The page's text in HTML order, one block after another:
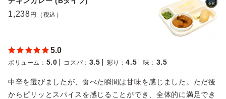
1,238 円（税込）
5.0
ボリューム ： 5.0 コスパ ： 3.5 彩り ：4.5 味 ： 3.5
中辛を選びましたが、食べた瞬間は甘味を感じました。ただ後
からピリッとスパイスを感じることができ、全体的に満足でき